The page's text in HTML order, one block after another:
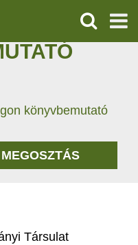
KERESÉS
könyvbemutató
MEGOSZTÁS
Társulat